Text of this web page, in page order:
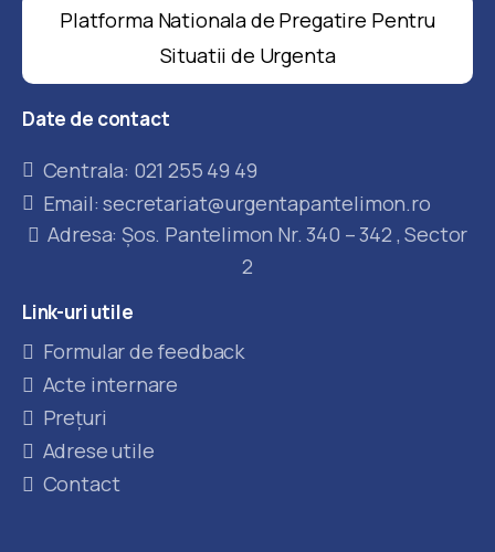
Platforma Nationala de Pregatire Pentru
Situatii de Urgenta
Date de contact
Centrala: 021 255 49 49
Email: secretariat@urgentapantelimon.ro
Adresa: Șos. Pantelimon Nr. 340 – 342 , Sector
2
Link-uriutile
Formular de feedback
Acte internare
Prețuri
Adrese utile
Contact